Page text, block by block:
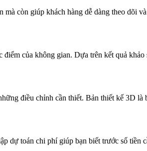
còn giúp khách hàng dễ dàng theo dõi
của không gian. Dựa trên kết quả
điều chỉnh cần thiết. Bản thiết kế 3D
dự toán chi phí giúp bạn biết trước số tiền